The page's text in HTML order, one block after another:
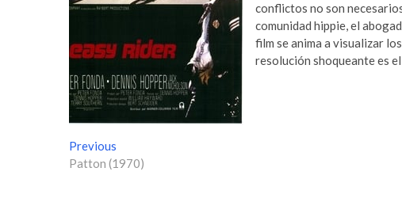
conflictos no son
comunidad hippie, el
film se anima a visualizar
resolución shoqueante es
N
a
Previous
r
Patton (1970)